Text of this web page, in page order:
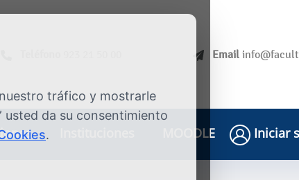
tráfico y mostrarle
usted da su consentimiento
.
Email
MOODLE Iniciar